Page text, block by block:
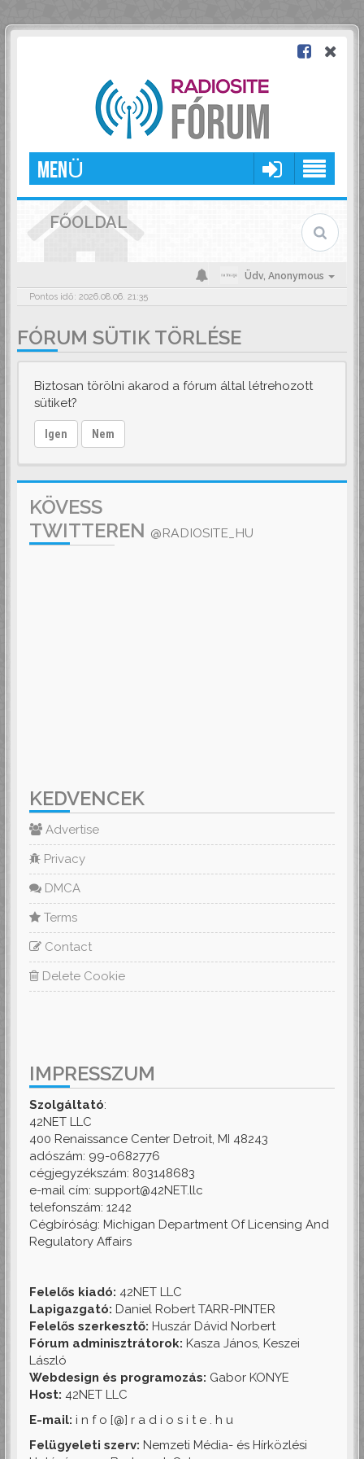
MENÜ
FŐOLDAL
Üdv, Anonymous
Pontos idő: 2026.08.06. 21:35
FÓRUM SÜTIK TÖRLÉSE
Biztosan törölni akarod a fórum által létrehozott
sütiket?
Igen Nem
KÖVESS
TWITTEREN @RADIOSITE_HU
KEDVENCEK
Advertise
Privacy
DMCA
Terms
Contact
Delete Cookie
IMPRESSZUM
Szolgáltató:
42NET LLC
400 Renaissance Center Detroit, MI 48243
adószám: 99-0682776
cégjegyzékszám: 803148683
e-mail cím: support@42NET.llc
telefonszám: 1242
Cégbíróság: Michigan Department Of Licensing And
Regulatory Affairs
Felelős kiadó: 42NET LLC
Lapigazgató: Daniel Robert TARR-PINTER
Felelős szerkesztő: Huszár Dávid Norbert
Fórum adminisztrátorok: Kasza János, Keszei
László
Webdesign és programozás: Gabor KONYE
Host: 42NET LLC
E-mail: i n f o [@] r a d i o s i t e . h u
Felügyeleti szerv: Nemzeti Média- és Hírközlési